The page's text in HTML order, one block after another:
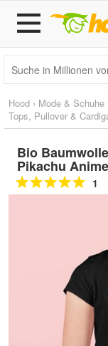
Hood › Mode & Schuhe
Tops, Pullover &
Bio
Pikachu
1